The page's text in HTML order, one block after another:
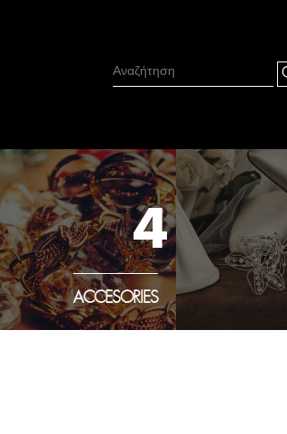
4
ACCESORIES